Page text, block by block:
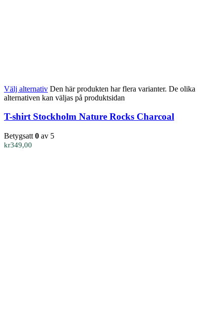
Välj alternativ Den här produkten har flera varianter. De olika
alternativen kan väljas på produktsidan
T-shirt Stockholm Nature Rocks Charcoal
Betygsatt 0 av 5
kr349,00